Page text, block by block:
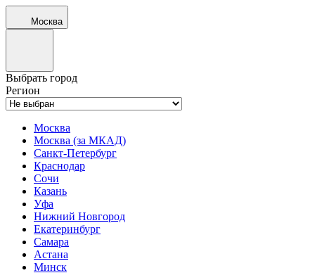
Москва
Выбрать город
Регион
Москва
Москва (за МКАД)
Санкт-Петербург
Краснодар
Сочи
Казань
Уфа
Нижний Новгород
Екатеринбург
Самара
Астана
Минск